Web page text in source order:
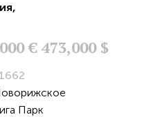
,
€ 473,000 $
Парк